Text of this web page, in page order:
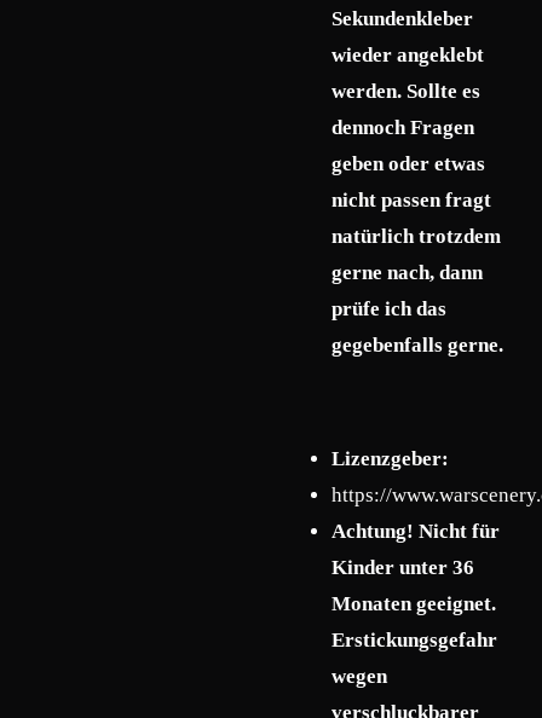
Sekundenkleber
wieder angeklebt
werden. Sollte es
dennoch Fragen
geben oder etwas
nicht passen fragt
natürlich trotzdem
gerne nach, dann
prüfe ich das
gegebenfalls gerne.
Lizenzgeber:
https://
Achtung! Nicht für
Kinder unter 36
Monaten geeignet.
Erstickungsgefahr
wegen
verschluckbarer